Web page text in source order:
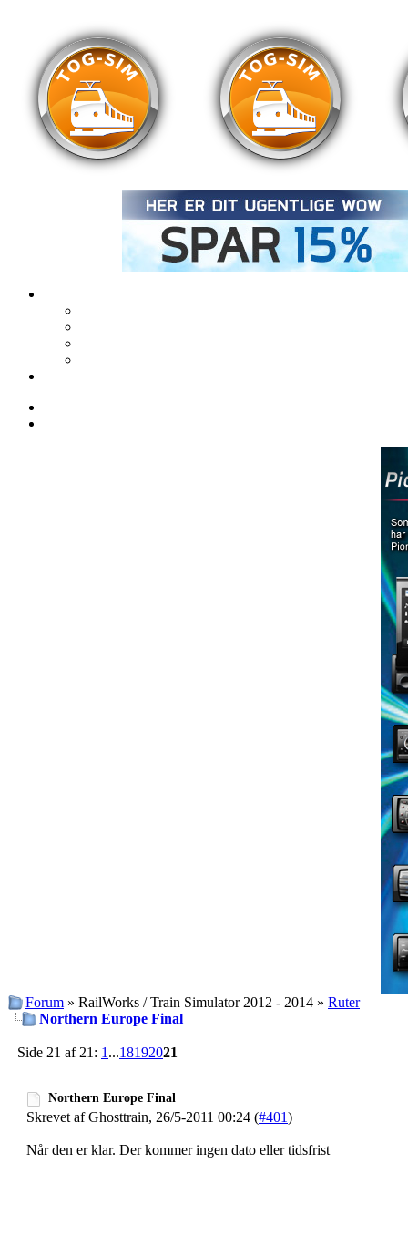
Forum » RailWorks / Train Simulator 2012 - 2014 » Ruter
Northern Europe Final
Side 21 af 21: 1 ...18192021
Northern Europe Final
Skrevet af Ghosttrain, 26/5-2011 00:24 (#401)
Når den er klar. Der kommer ingen dato eller tidsfrist